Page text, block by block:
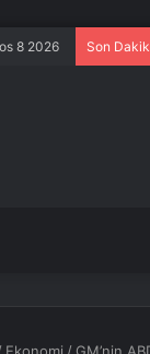
8 2026 Son